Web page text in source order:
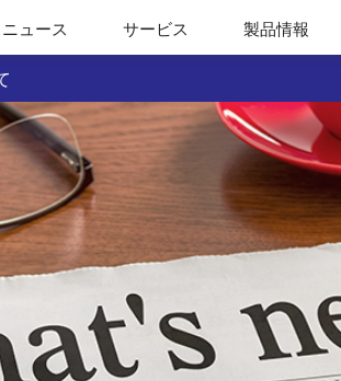
ニュース サービス 製品情報